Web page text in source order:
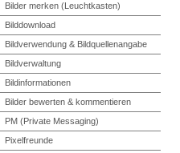
Bilder merken (Leuchtkasten)
Bilddownload
Bildverwendung & Bildquellenangabe
Bildverwaltung
Bildinformationen
Bilder bewerten & kommentieren
PM (Private Messaging)
Pixelfreunde